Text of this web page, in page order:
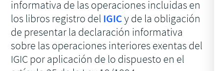
informativa de las operaciones incluidas en
los libros registro del IGICy de la obligación
de presentar la declaración informativa
sobre las operaciones interiores exentas del
IGIC por aplicación de lo dispuesto en el